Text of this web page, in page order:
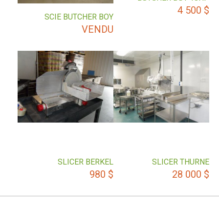
4 500 $
SCIE BUTCHER BOY
VENDU
SLICER THURNE
28 000 $
SLICER BERKEL
980 $